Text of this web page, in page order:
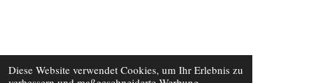
Diese Website verwendet Cookies, um Ihr Erlebnis zu